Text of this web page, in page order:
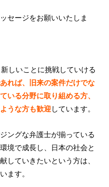
セージをお願いいたしま
しいことに挑戦していける
れば、旧来の案件だけでな
いる分野に取り組める方、
うな方も歓迎 しています。
ングな弁護士が揃っている
境で成長し、日本の社会と
していきたいという方は、
ます。